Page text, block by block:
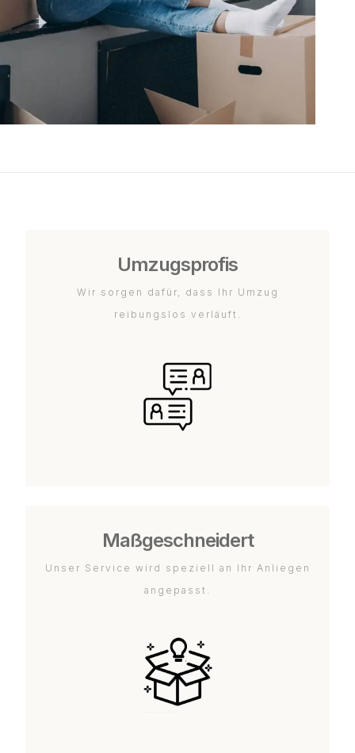
Umzugsprofis
Wir sorgen dafür, dass Ihr Umzug
reibungslos verläuft.
Maßgeschneidert
Unser Service wird speziell an Ihr Anliegen
angepasst.